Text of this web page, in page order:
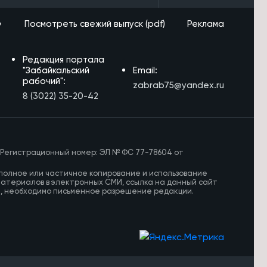
Посмотреть свежий выпуск (pdf) Реклама
Редакция портала
"Забайкальский
рабочий":
8 (3022) 35-20-42
Email:
zabrab75@yandex.ru
Регистрационный номер: ЭЛ № ФС 77-78604 от
или частичное копирование и использование
в электронных СМИ, ссылка на данный сайт
необходимо письменное разрешение редакции.